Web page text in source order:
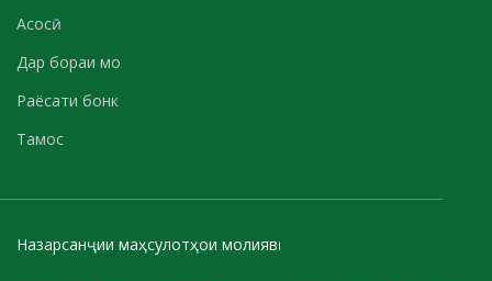
Асосӣ
Дар бораи мо
Раёсати бонк
Тамос
Назарсанҷии маҳсулотҳои молиявӣ